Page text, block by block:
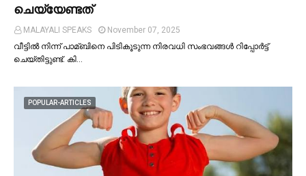
ചെയ്യേണ്ടത്
MALAYALI SPEAKS
November 07, 2025
വീട്ടില്‍ നിന്ന് പാമ്ബിനെ പിടികൂടുന്ന നിരവധി സംഭവങ്ങള്‍ റിപ്പോർട്ട്
ചെയ്തിട്ടുണ്ട്. കി…
POPULAR-ARTICLES